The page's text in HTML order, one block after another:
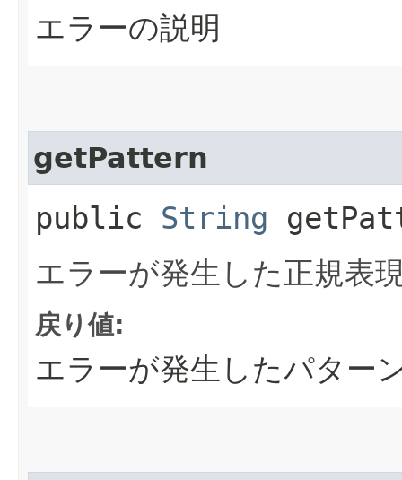
エラーの説明
getPattern
public String
エラーが発生した正規表
戻り値:
エラーが発生したパター